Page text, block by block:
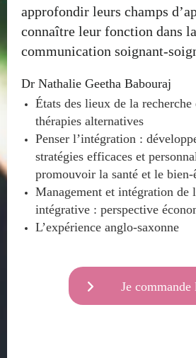
approfondir leurs champs
connaître leur fonction dans
communication soignant-
Dr Nathalie Geetha Babouraj
États des lieux de la recherche
thérapies alternatives
Penser l’intégration :
stratégies efficaces et
promouvoir la santé et le bien-
Management et intégration de
intégrative : perspective
L’expérience anglo-saxonne
Je